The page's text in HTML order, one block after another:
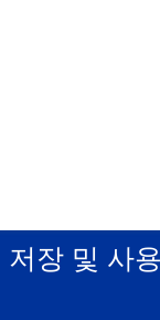
저장 및 사